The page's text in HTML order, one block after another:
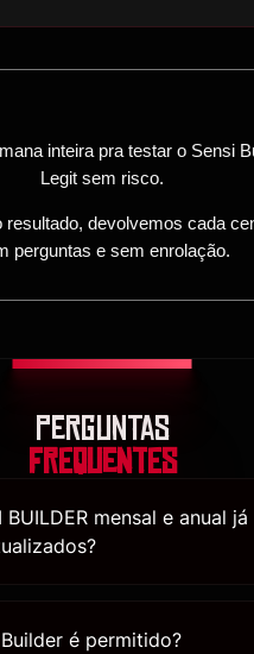
inteira pra testar o Sensi
Legit sem risco.
resultado, devolvemos cada
perguntas e sem enrolação.
PERGUNTAS
FREQUENTES
BUILDER mensal e anual já
é permitido?